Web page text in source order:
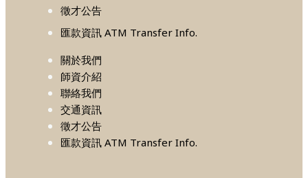
徵才公告
匯款資訊 ATM Transfer Info.
關於我們
師資介紹
聯絡我們
交通資訊
徵才公告
匯款資訊 ATM Transfer Info.